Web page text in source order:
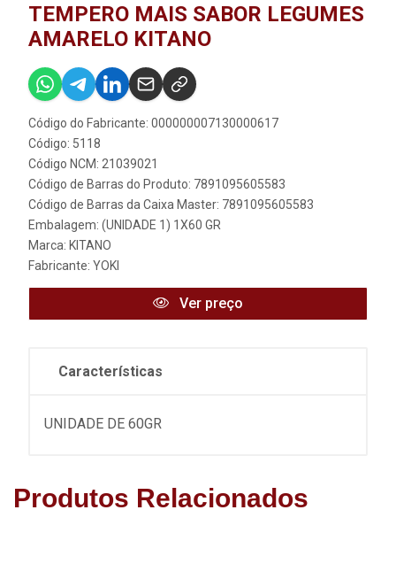
TEMPERO MAIS SABOR LEGUMES
AMARELO KITANO
Código do Fabricante: 000000007130000617
Código: 5118
Código NCM: 21039021
Código de Barras do Produto: 7891095605583
Código de Barras da Caixa Master: 7891095605583
Embalagem: (UNIDADE 1) 1X60 GR
Marca: KITANO
Fabricante: YOKI
Ver preço
Características
UNIDADE DE 60GR
Produtos Relacionados